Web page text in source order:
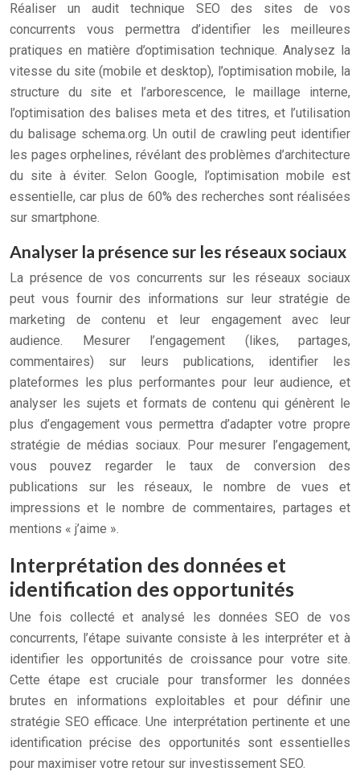
Réaliser un audit technique SEO des sites de vos
concurrents vous permettra d’identifier les meilleures
pratiques en matière d’optimisation technique. Analysez la
vitesse du site (mobile et desktop), l’optimisation mobile, la
structure du site et l’arborescence, le maillage interne,
l’optimisation des balises meta et des titres, et l’utilisation
du balisage schema.org. Un outil de crawling peut identifier
les pages orphelines, révélant des problèmes d’architecture
du site à éviter. Selon Google, l’optimisation mobile est
essentielle, car plus de 60% des recherches sont réalisées
sur smartphone.
Analyser la présence sur les réseaux sociaux
La présence de vos concurrents sur les réseaux sociaux
peut vous fournir des informations sur leur stratégie de
marketing de contenu et leur engagement avec leur
audience. Mesurer l’engagement (likes, partages,
commentaires) sur leurs publications, identifier les
plateformes les plus performantes pour leur audience, et
analyser les sujets et formats de contenu qui génèrent le
plus d’engagement vous permettra d’adapter votre propre
stratégie de médias sociaux. Pour mesurer l’engagement,
vous pouvez regarder le taux de conversion des
publications sur les réseaux, le nombre de vues et
impressions et le nombre de commentaires, partages et
mentions « j’aime ».
Interprétation des données et
identification des opportunités
Une fois collecté et analysé les données SEO de vos
concurrents, l’étape suivante consiste à les interpréter et à
identifier les opportunités de croissance pour votre site.
Cette étape est cruciale pour transformer les données
brutes en informations exploitables et pour définir une
stratégie SEO efficace. Une interprétation pertinente et une
identification précise des opportunités sont essentielles
pour maximiser votre retour sur investissement SEO.